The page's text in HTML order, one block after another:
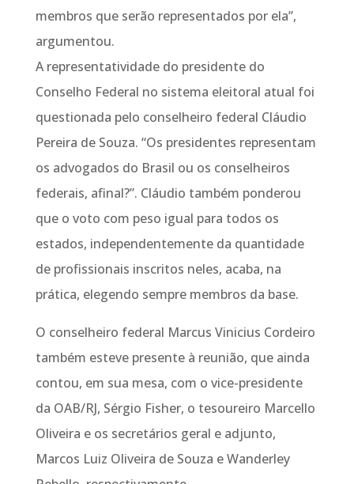
membros que serão representados por ela”,
argumentou.
A representatividade do presidente do
Conselho Federal no sistema eleitoral atual foi
questionada pelo conselheiro federal Cláudio
Pereira de Souza. “Os presidentes representam
os advogados do Brasil ou os conselheiros
federais, afinal?”. Cláudio também ponderou
que o voto com peso igual para todos os
estados, independentemente da quantidade
de profissionais inscritos neles, acaba, na
prática, elegendo sempre membros da base.
O conselheiro federal Marcus Vinicius Cordeiro
também esteve presente à reunião, que ainda
contou, em sua mesa, com o vice-presidente
da OAB/RJ, Sérgio Fisher, o tesoureiro Marcello
Oliveira e os secretários geral e adjunto,
Marcos Luiz Oliveira de Souza e Wanderley